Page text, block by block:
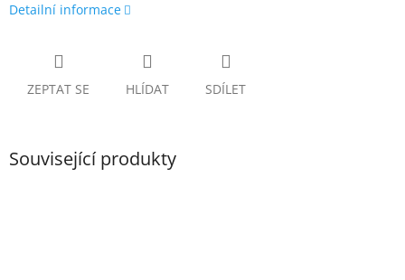
Detailní informace
ZEPTAT SE HLÍDAT SDÍLET
Související produkty